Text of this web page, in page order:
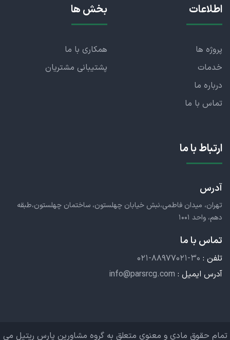
اطلاعات
پروژه ها
خدمات
درباره ما
تماس با ما
بخش ها
همکاری با ما
پشتیبانی مشتریان
ارتباط با ما
آدرس
تهران، میدان فاطمی،نبش خیابان چهلستون، ساختمان چهلستون،طبقه
دهم، واحد ۱۰۰۱
تماس با ما
تلفن : ۰۲۱-۸۸۹۷۷۰۲۱-۳۰
آدرس ایمیل : info@parsrcg.com
تمام حقوق مادی و معنوی متعلق به گروه مشاورین پارس ریتیل می